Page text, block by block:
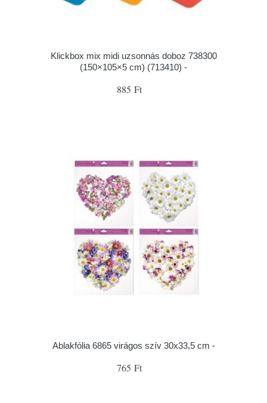
Klickbox mix midi uzsonnás doboz 738300
(150×105×5 cm) (713410) -
885 Ft
Ablakfólia 6865 virágos szív 30x33,5 cm -
765 Ft